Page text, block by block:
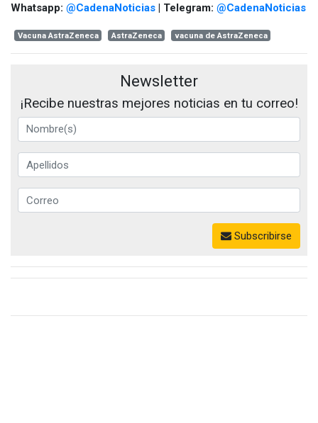
Whatsapp: @CadenaNoticias | Telegram: @CadenaNoticias
Vacuna AstraZeneca AstraZeneca vacuna de AstraZeneca
Newsletter
¡Recibe nuestras mejores noticias en tu correo!
Subscribirse